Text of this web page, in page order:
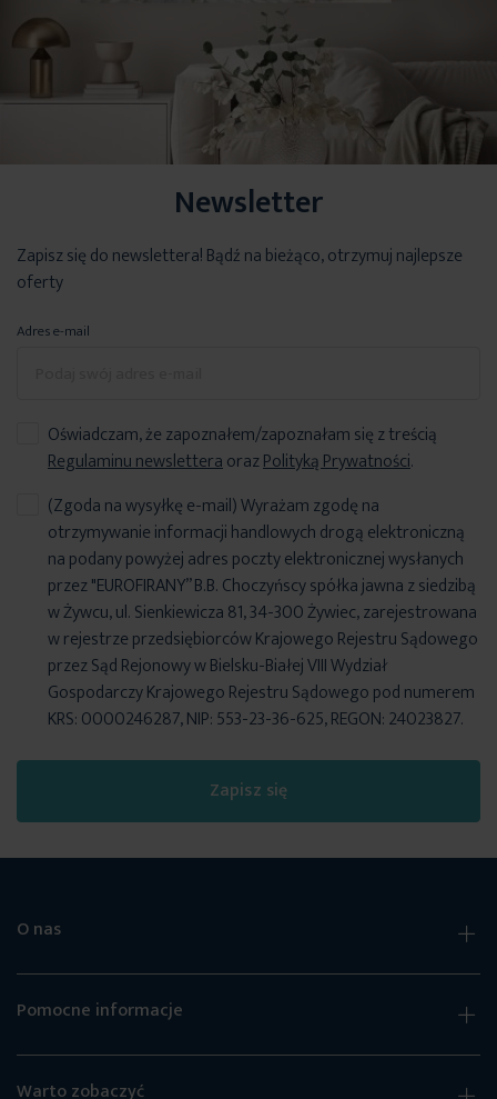
Newsletter
Zapisz się do newslettera! Bądź na bieżąco, otrzymuj najlepsze
oferty
Adres e-mail
Oświadczam, że zapoznałem/zapoznałam się z treścią
Regulaminu newsletteraorazPolityką Prywatności.
Zapisz się
(Zgoda na wysyłkę e-mail) Wyrażam zgodę na
otrzymywanie informacji handlowych drogą elektroniczną
na podany powyżej adres poczty elektronicznej wysłanych
przez "EUROFIRANY” B.B. Choczyńscy spółka jawna z siedzibą
w Żywcu, ul. Sienkiewicza 81, 34-300 Żywiec, zarejestrowana
w rejestrze przedsiębiorców Krajowego Rejestru Sądowego
przez Sąd Rejonowy w Bielsku-Białej VIII Wydział
Gospodarczy Krajowego Rejestru Sądowego pod numerem
KRS: 0000246287, NIP: 553-23-36-625, REGON: 24023827.
O nas
Pomocne informacje
Warto zobaczyć